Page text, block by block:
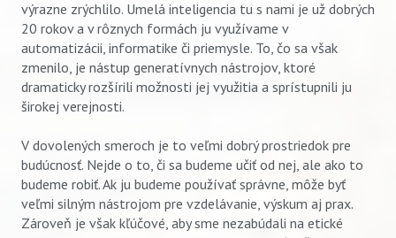
Vyhľadávanie
výrazne zrýchlilo. Umelá inteligencia tu s nami je už dobrých
20 rokov a v rôznych formách ju využívame v
automatizácii, informatike či priemysle. To, čo sa však
zmenilo, je nástup generatívnych nástrojov, ktoré
dramaticky rozšírili možnosti jej využitia a sprístupnili ju
širokej verejnosti.
V dovolených smeroch je to veľmi dobrý prostriedok pre
budúcnosť. Nejde o to, či sa budeme učiť od nej, ale ako to
budeme robiť. Ak ju budeme používať správne, môže byť
veľmi silným nástrojom pre vzdelávanie, výskum aj prax.
Zároveň je však kľúčové, aby sme nezabúdali na etické